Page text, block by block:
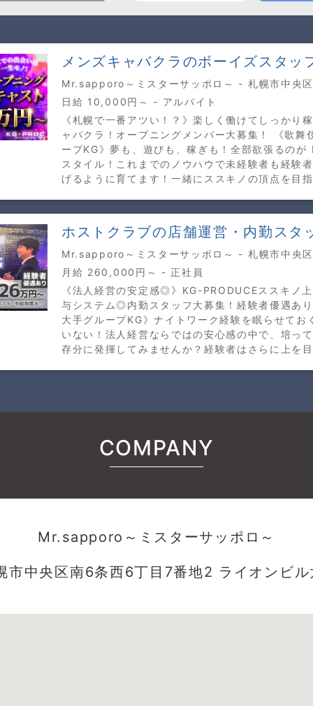
メンズキャバクラのボーイズスタッ
Mr.sapporo～ミスターサッポロ～ - 札幌市中央
日給 10,000円～ - アルバイト
《札幌で一番アツい！？》楽しく働けてしっかり
ャバクラ！オープニングメンバー大募集！ 《歌舞
ープKG》夢も、遊びも、稼ぎも！全部欲張るの
スタイル！これまでのノウハウで未経験者も経験
げるように育てます！一緒にススキノの頂点を目
ホストクラブの店舗運営・内勤スタ
Mr.sapporo～ミスターサッポロ～ - 札幌市中央
月給 260,000円～ - 正社員
《法人経営の安定感◎》KG-PRODUCEススキノ
与システム◎内勤スタッフ大募集！経験者優遇あ
大手グループKG》ナイトワーク経験を眠らせてお
いない！法人経営ならではの安心感の中で、培っ
存分に発揮してみませんか？経験者はさらに上を
COMPANY
Mr.sapporo～ミスターサッポロ～
市中央区南6条西6丁目7番地2 ライオンビ